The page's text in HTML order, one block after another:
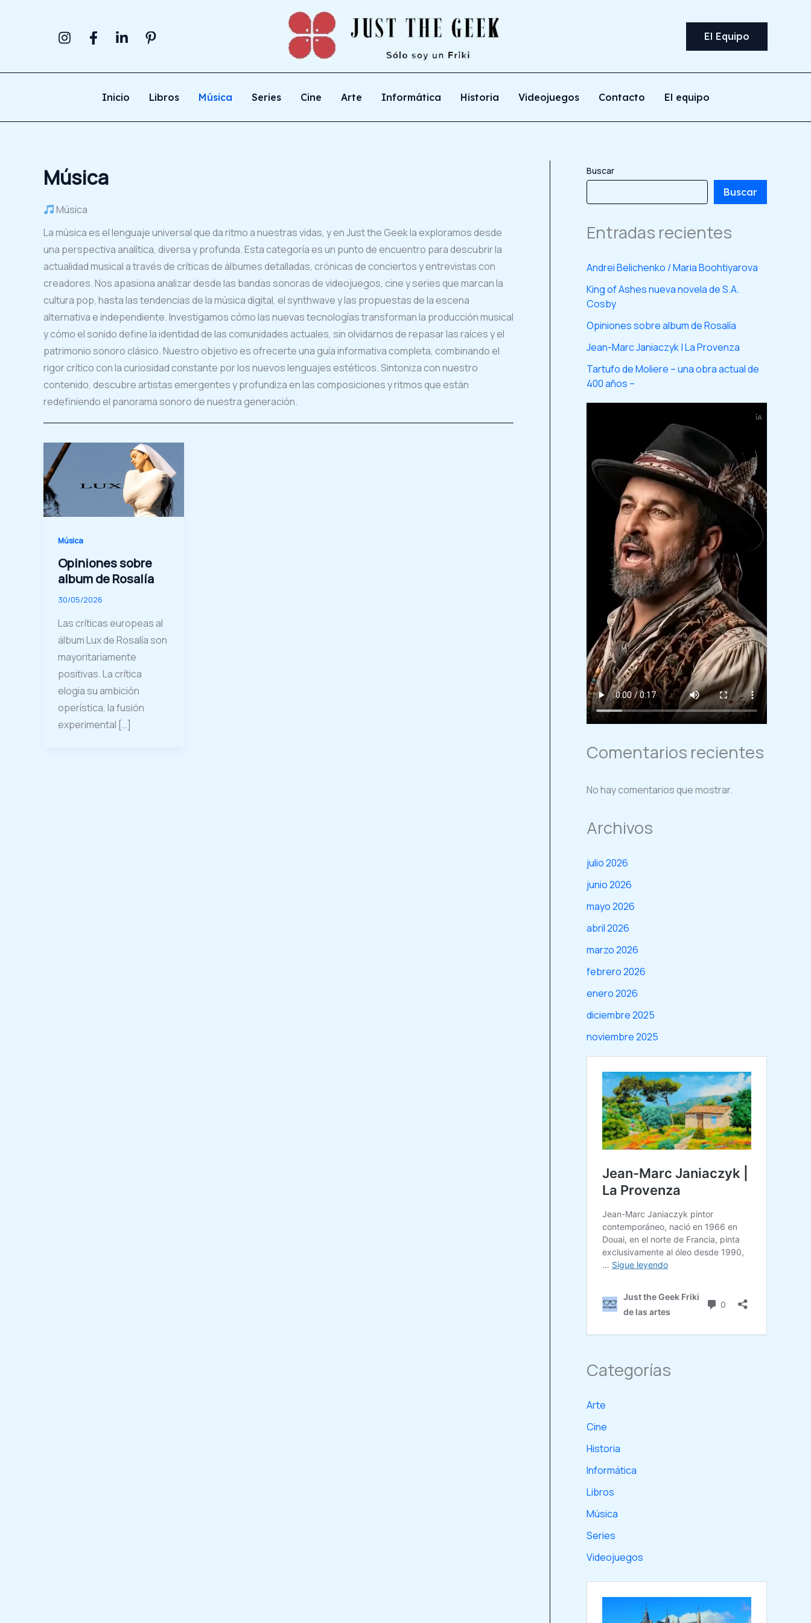
El Equipo
Inicio Libros Música Series Cine Arte Informática Historia Videojuegos Contacto El equipo
Música
Música
La música es el lenguaje universal que da ritmo a nuestras vidas, y en Just the Geek la exploramos desde
una perspectiva analítica, diversa y profunda. Esta categoría es un punto de encuentro para descubrir la
actualidad musical a través de críticas de álbumes detalladas, crónicas de conciertos y entrevistas con
creadores. Nos apasiona analizar desde las bandas sonoras de videojuegos, cine y series que marcan la
cultura pop, hasta las tendencias de la música digital, el synthwave y las propuestas de la escena
alternativa e independiente. Investigamos cómo las nuevas tecnologías transforman la producción musical
y cómo el sonido define la identidad de las comunidades actuales, sin olvidarnos de repasar las raíces y el
patrimonio sonoro clásico. Nuestro objetivo es ofrecerte una guía informativa completa, combinando el
rigor crítico con la curiosidad constante por los nuevos lenguajes estéticos. Sintoniza con nuestro
contenido, descubre artistas emergentes y profundiza en las composiciones y ritmos que están
redefiniendo el panorama sonoro de nuestra generación.
Música
Opiniones sobre
album de Rosalía
30/05/2026
Las críticas europeas al
álbum Lux de Rosalía son
mayoritariamente
positivas. La crítica
elogia su ambición
operística, la fusión
experimental […]
Buscar
Buscar
Entradas recientes
Andrei Belichenko / Maria Boohtiyarova
King of Ashes nueva novela de S.A.
Cosby
Opiniones sobre album de Rosalía
Jean-Marc Janiaczyk | La Provenza
Tartufo de Moliere – una obra actual de
400 años –
Comentarios recientes
No hay comentarios que mostrar.
Archivos
julio 2026
junio 2026
mayo 2026
abril 2026
marzo 2026
febrero 2026
enero 2026
diciembre 2025
noviembre 2025
Categorías
Arte
Cine
Historia
Informática
Libros
Música
Series
Videojuegos